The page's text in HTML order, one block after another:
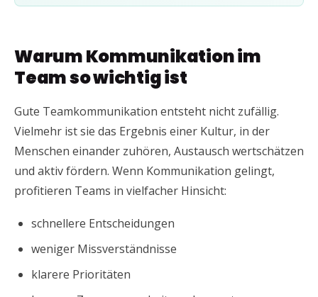
Warum Kommunikation im
Team so wichtig ist
Gute Teamkommunikation entsteht nicht zufällig.
Vielmehr ist sie das Ergebnis einer Kultur, in der
Menschen einander zuhören, Austausch wertschätzen
und aktiv fördern. Wenn Kommunikation gelingt,
profitieren Teams in vielfacher Hinsicht:
schnellere Entscheidungen
weniger Missverständnisse
klarere Prioritäten